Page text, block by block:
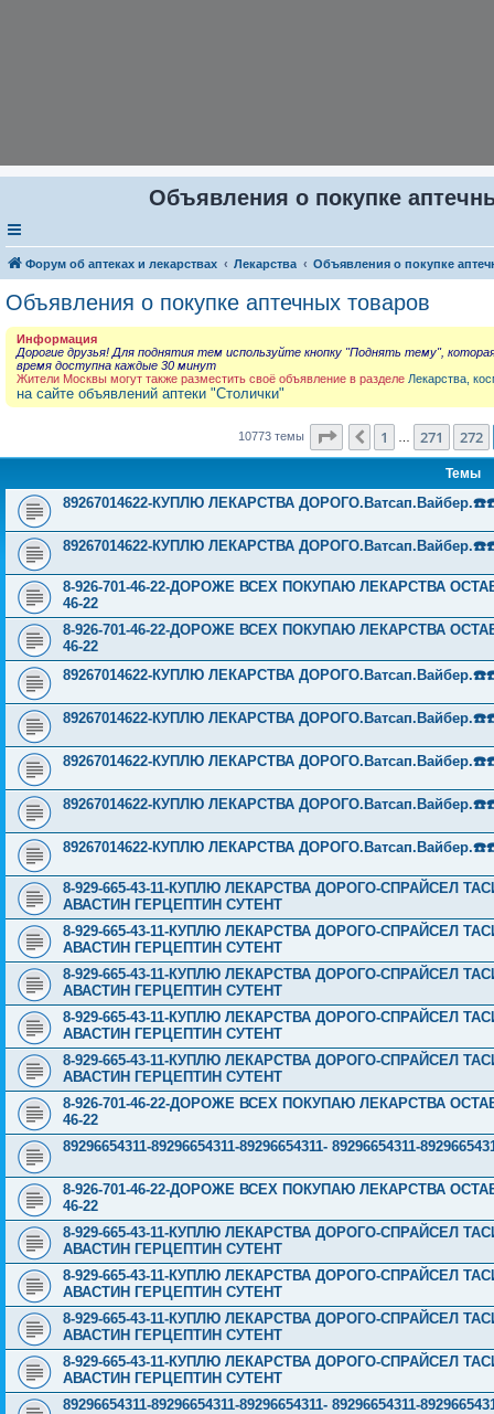
Объявления о покупке
Форум об аптеках и лекарствах Лекарства Объявления о покупке
Объявления о покупке аптечных товаров
Информация
Дорогие друзья! Для поднятия тем используйте кнопку "Поднять тему",
время доступна каждые 30 минут
Жители Москвы могут также разместить своё объявление в разделе Лекарства,
на сайте объявлений аптеки "Столички"
10773 темы Страница 273из 431
Пред.
1 271 272
Темы
89267014622-КУПЛЮ ЛЕКАРСТВА
89267014622-КУПЛЮ ЛЕКАРСТВА
8-926-701-46-22-ДОРОЖЕ ВСЕХ ПОКУПАЮ ЛЕКАРСТВА
46-22
8-926-701-46-22-ДОРОЖЕ ВСЕХ ПОКУПАЮ ЛЕКАРСТВА
46-22
89267014622-КУПЛЮ ЛЕКАРСТВА
89267014622-КУПЛЮ ЛЕКАРСТВА
89267014622-КУПЛЮ ЛЕКАРСТВА
89267014622-КУПЛЮ ЛЕКАРСТВА
89267014622-КУПЛЮ ЛЕКАРСТВА
8-929-665-43-11-КУПЛЮ ЛЕКАРСТВА ДОРОГО-СПРАЙСЕЛ
АВАСТИН ГЕРЦЕПТИН СУТЕНТ
8-929-665-43-11-КУПЛЮ ЛЕКАРСТВА ДОРОГО-СПРАЙСЕЛ
АВАСТИН ГЕРЦЕПТИН СУТЕНТ
8-929-665-43-11-КУПЛЮ ЛЕКАРСТВА ДОРОГО-СПРАЙСЕЛ
АВАСТИН ГЕРЦЕПТИН СУТЕНТ
8-929-665-43-11-КУПЛЮ ЛЕКАРСТВА ДОРОГО-СПРАЙСЕЛ
АВАСТИН ГЕРЦЕПТИН СУТЕНТ
8-929-665-43-11-КУПЛЮ ЛЕКАРСТВА ДОРОГО-СПРАЙСЕЛ
АВАСТИН ГЕРЦЕПТИН СУТЕНТ
8-926-701-46-22-ДОРОЖЕ ВСЕХ ПОКУПАЮ ЛЕКАРСТВА
46-22
89296654311-89296654311-89296654311- 89296654311-
8-926-701-46-22-ДОРОЖЕ ВСЕХ ПОКУПАЮ ЛЕКАРСТВА
46-22
8-929-665-43-11-КУПЛЮ ЛЕКАРСТВА ДОРОГО-СПРАЙСЕЛ
АВАСТИН ГЕРЦЕПТИН СУТЕНТ
8-929-665-43-11-КУПЛЮ ЛЕКАРСТВА ДОРОГО-СПРАЙСЕЛ
АВАСТИН ГЕРЦЕПТИН СУТЕНТ
8-929-665-43-11-КУПЛЮ ЛЕКАРСТВА ДОРОГО-СПРАЙСЕЛ
АВАСТИН ГЕРЦЕПТИН СУТЕНТ
8-929-665-43-11-КУПЛЮ ЛЕКАРСТВА ДОРОГО-СПРАЙСЕЛ
АВАСТИН ГЕРЦЕПТИН СУТЕНТ
89296654311-89296654311-89296654311- 89296654311-